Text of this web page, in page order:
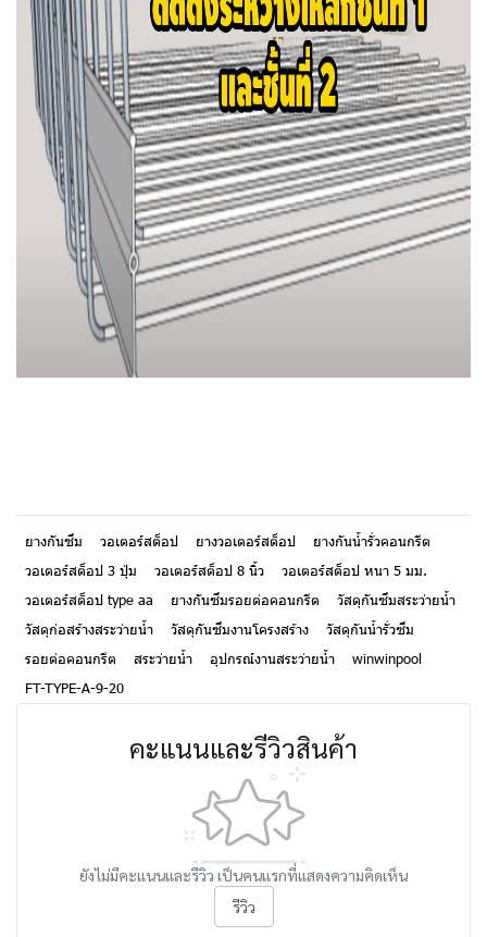
ยางกันซึม วอเตอร์สต็อป ยางวอเตอร์สต็อป
ยางกันน้ำรั่วคอนกรีต
วอเตอร์สต็อป 3 ปุ่ม
วอเตอร์สต็อป 8 นิ้ว
วอเตอร์สต็อป หนา 5 มม.
วอเตอร์สต็อป type aa
ยางกันซึมรอยต่อคอนกรีต
วัสดุกันซึมสระว่ายน้ำ
วัสดุก่อสร้างสระว่ายน้ำ
วัสดุกันซึมงานโครงสร้าง
วัสดุกันน้ำรั่วซึม
รอยต่อคอนกรีต
สระว่ายน้ำ อุปกรณ์งานสระว่ายน้ำ
winwinpool
FT-TYPE-A-9-20
คะแนนและรีวิวสินค้า
ยังไม่มีคะแนนและรีวิว เป็นคนแรกที่แสดงความคิดเห็น
รีวิว